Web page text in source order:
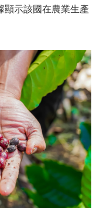
顯示該國在農業生產